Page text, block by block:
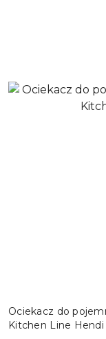
Ociekacz do
Kitchen Line